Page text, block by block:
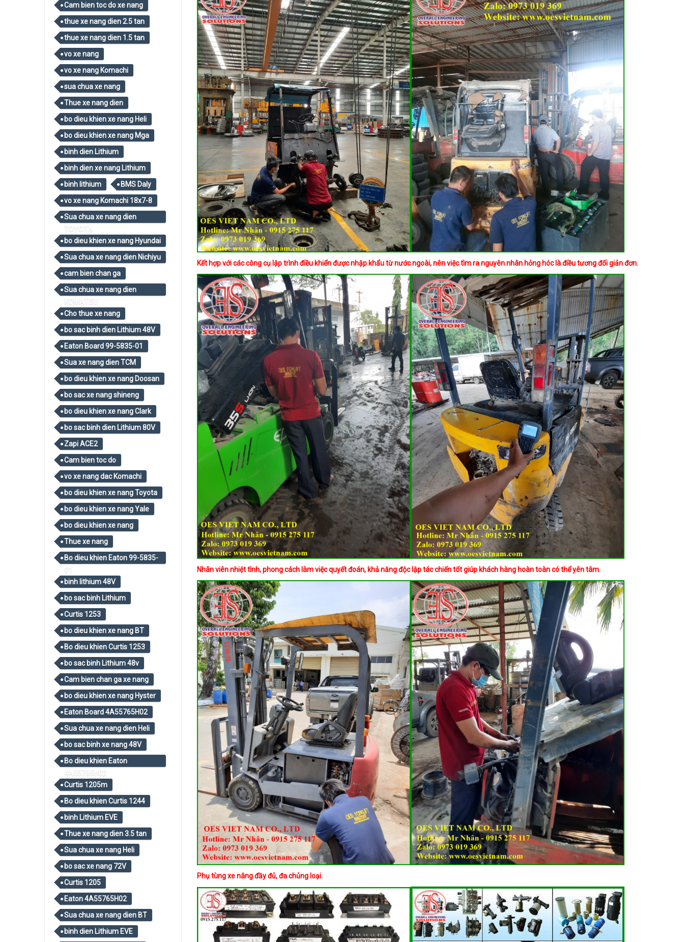
​​​​​​Kết hợp với các công cụ lập trình điều khiển được nhập khẩu từ nước ngoài, nên việc tìm ra nguyên nhân hỏng hóc là điều tương đối giản đơn.
Nhân viên nhiệt tình, phong cách làm việc quyết đoán, khả năng độc lập tác chiến tốt giúp khách hàng hoàn toàn có thể yên tâm.
Phụ tùng xe nâng đầy đủ, đa chủng loại.
Cam bien toc do xe nang
thue xe nang dien 2.5 tan
thue xe nang dien 1.5 tan
vo xe nang
vo xe nang Komachi
sua chua xe nang
Thue xe nang dien
bo dieu khien xe nang Heli
bo dieu khien xe nang Mga
binh dien Lithium
binh dien xe nang Lithium
binh lithium
BMS Daly
vo xe nang Komachi 18x7-8
Sua chua xe nang dien
TOYOTA
bo dieu khien xe nang Hyundai
Sua chua xe nang dien Nichiyu
cam bien chan ga
Sua chua xe nang dien
KOMATSU
Cho thue xe nang
bo sac binh dien Lithium 48V
Eaton Board 99-5835-01
Sua xe nang dien TCM
bo dieu khien xe nang Doosan
bo sac xe nang shineng
bo dieu khien xe nang Clark
bo sac binh dien Lithium 80V
Zapi ACE2
Cam bien toc do
vo xe nang dac Komachi
bo dieu khien xe nang Toyota
bo dieu khien xe nang Yale
bo dieu khien xe nang
Thue xe nang
Bo dieu khien Eaton 99-5835-
01
binh lithium 48V
bo sac binh Lithium
Curtis 1253
bo dieu khien xe nang BT
Bo dieu khien Curtis 1253
bo sac binh Lithium 48v
Cam bien chan ga xe nang
bo dieu khien xe nang Hyster
Eaton Board 4A55765H02
Sua chua xe nang dien Heli
bo sac binh xe nang 48V
Bo dieu khien Eaton
4A55765H02
Curtis 1205m
Bo dieu khien Curtis 1244
binh Lithium EVE
Thue xe nang dien 3.5 tan
Sua chua xe nang Heli
bo sac xe nang 72V
Curtis 1205
Eaton 4A55765H02
Sua chua xe nang dien BT
binh dien Lithium EVE